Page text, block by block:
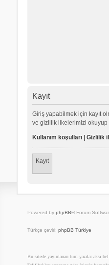
Kayıt
Giriş yapabilmek için kayıt
ve gizlilik ilkelerimizi okuyup
Kullanım koşulları| Gizlilik
Kayıt
Powered by phpBB® Forum
Türkçe çeviri: phpBB Türkiye
Bu sitede yayınlanan tüm yazılar aksi